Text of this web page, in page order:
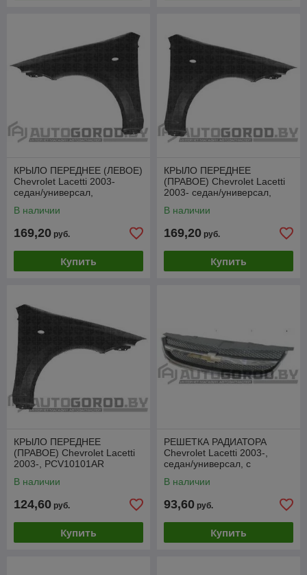
КРЫЛО ПЕРЕДНЕЕ (ЛЕВОЕ)
Chevrolet Lacetti 2003-
седан/универсал,
В наличии
169,20 руб.
Купить
КРЫЛО ПЕРЕДНЕЕ
(ПРАВОЕ) Chevrolet Lacetti
2003- седан/универсал,
В наличии
169,20 руб.
Купить
КРЫЛО ПЕРЕДНЕЕ
(ПРАВОЕ) Chevrolet Lacetti
2003-, PCV10101AR
В наличии
124,60 руб.
Купить
РЕШЕТКА РАДИАТОРА
Chevrolet Lacetti 2003-,
седан/универсал, с
PCV07159GA
В наличии
93,60 руб.
Купить